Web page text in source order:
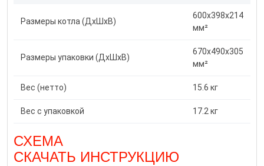
Размеры котла (ДxШxВ)
600x398x214
мм²
Размеры упаковки (ДxШxВ)
670x490x305
мм²
Вес (нетто) 15.6 кг
Вес с упаковкой 17.2 кг
СХЕМА
СКАЧАТЬ ИНСТРУКЦИЮ